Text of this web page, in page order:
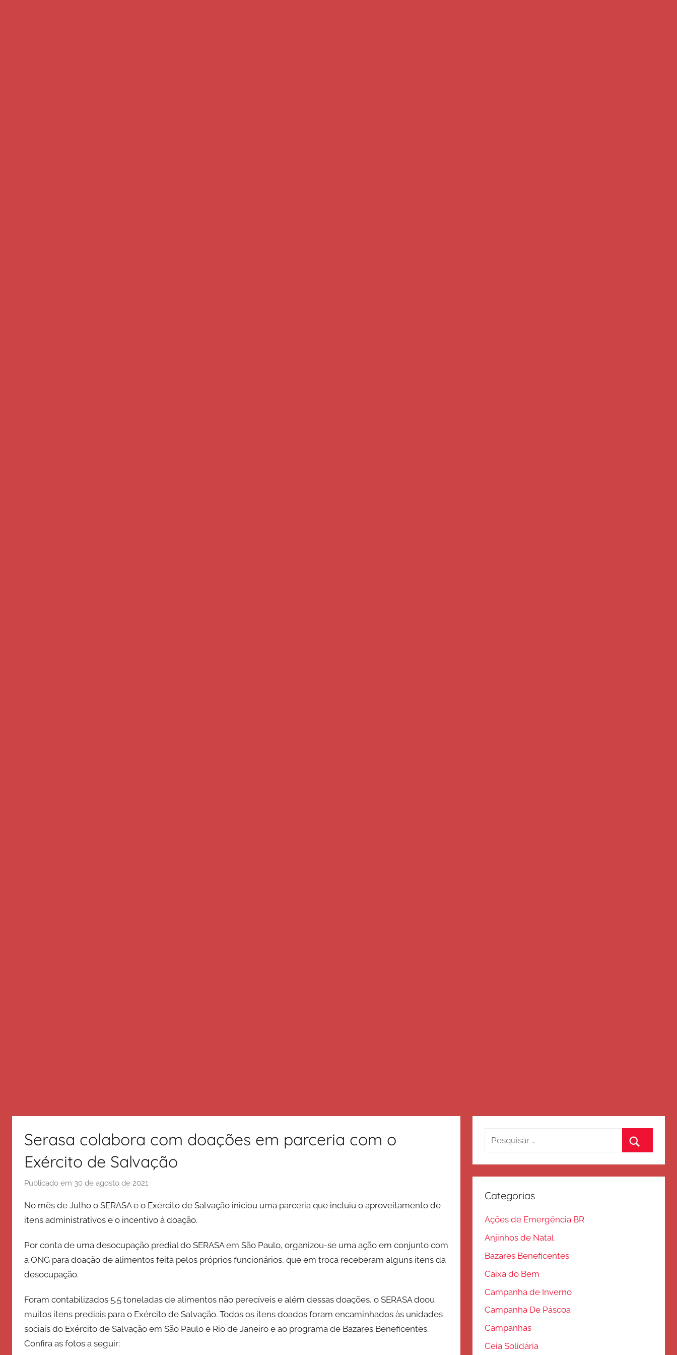
Serasa colabora com doações em parceria com o
Exército de Salvação
Publicado em 30 de agosto de 2021
r
E
é
r
t
o
d
No mês de Julho o SERASA e o Exército de Salvação iniciou uma parceria que incluiu o aproveitamento de
itens administrativos e o incentivo à doação.
Por conta de uma desocupação predial do SERASA em São Paulo, organizou-se uma ação em conjunto com
a ONG para doação de alimentos feita pelos próprios funcionários, que em troca receberam alguns itens da
desocupação.
Foram contabilizados 5,5 toneladas de alimentos não perecíveis e além dessas doações, o SERASA doou
muitos itens prediais para o Exército de Salvação. Todos os itens doados foram encaminhados às unidades
sociais do Exército de Salvação em São Paulo e Rio de Janeiro e ao programa de Bazares Beneficentes.
Confira as fotos a seguir:
Pesquisar
Categorias
Ações de Emergência BR
Anjinhos de Natal
Bazares Beneficentes
Caixa do Bem
Campanha de Inverno
Campanha De Páscoa
Campanhas
Ceia Solidária